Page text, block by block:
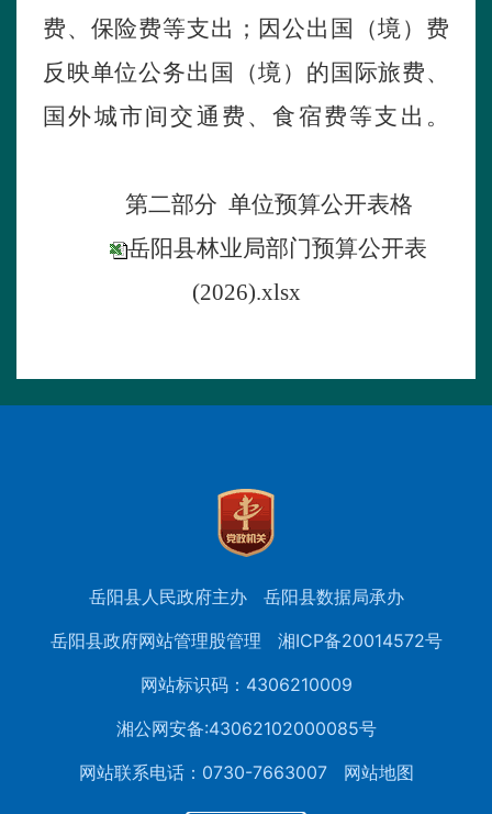
费、保险费等支出；因公出国（境）费
反映单位公务出国（境）的国际旅费、
国外城市间交通费、食宿费等支出。
第二部分 单位预算公开表格
岳阳县林业局部门预算公开表
(2026).xlsx
岳阳县人民政府主办
岳阳县数据局承办
岳阳县政府网站管理股管理
湘ICP备20014572号
网站标识码：4306210009
湘公网安备:43062102000085号
网站联系电话：0730-7663007
网站地图